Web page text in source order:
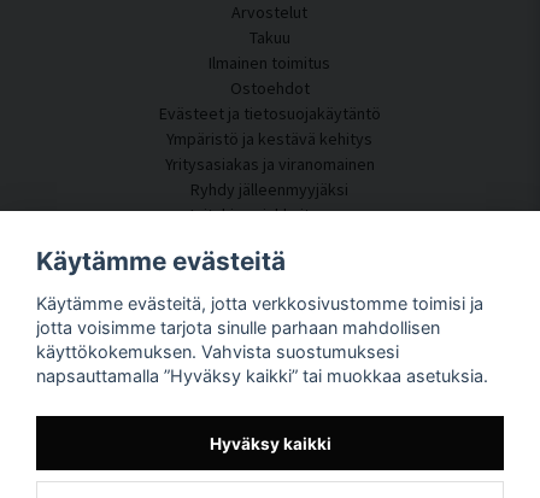
Arvostelut
Takuu
Ilmainen toimitus
Ostoehdot
Evästeet ja tietosuojakäytäntö
Ympäristö ja kestävä kehitys
Yritysasiakas ja viranomainen
Ryhdy jälleenmyyjäksi
Joitakin asiakkaitamme
Asiakaspalvelu
Akustiikkakonsultointi
Asennus
Kysymyksiä ja vastauksia
Tietoportaali
Seuraa pakettiasi täältä
Tietoja SilentDirectistä
Käytämme evästeitä
Käytämme evästeitä, jotta verkkosivustomme toimisi ja
jotta voisimme tarjota sinulle parhaan mahdollisen
käyttökokemuksen. Vahvista suostumuksesi
napsauttamalla ”Hyväksy kaikki” tai muokkaa asetuksia.
Hyväksy kaikki